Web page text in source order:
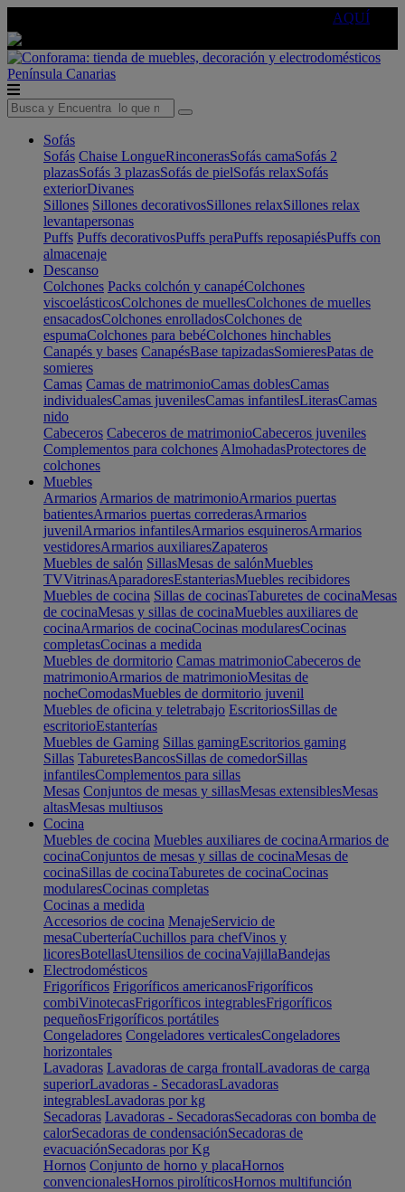
AQUÍ
Península Canarias
Sofás
Sofás Chaise LongueRinconerasSofás camaSofás 2
plazasSofás 3 plazasSofás de pielSofás relaxSofás
exteriorDivanes
Sillones Sillones decorativosSillones relaxSillones relax
levantapersonas
Puffs Puffs decorativosPuffs peraPuffs reposapiésPuffs con
almacenaje
Descanso
Colchones Packs colchón y canapéColchones
viscoelásticosColchones de muellesColchones de muelles
ensacadosColchones enrolladosColchones de
espumaColchones para bebéColchones hinchables
Canapés y bases CanapésBase tapizadasSomieresPatas de
somieres
Camas Camas de matrimonioCamas doblesCamas
individualesCamas juvenilesCamas infantilesLiterasCamas
nido
Cabeceros Cabeceros de matrimonioCabeceros juveniles
Complementos para colchones AlmohadasProtectores de
colchones
Muebles
Armarios Armarios de matrimonioArmarios puertas
batientesArmarios puertas correderasArmarios
juvenilArmarios infantilesArmarios esquinerosArmarios
vestidoresArmarios auxiliaresZapateros
Muebles de salón SillasMesas de salónMuebles
TVVitrinasAparadoresEstanteriasMuebles recibidores
Muebles de cocina Sillas de cocinasTaburetes de cocinaMesas
de cocinaMesas y sillas de cocinaMuebles auxiliares de
cocinaArmarios de cocinaCocinas modularesCocinas
completasCocinas a medida
Muebles de dormitorio Camas matrimonioCabeceros de
matrimonioArmarios de matrimonioMesitas de
nocheComodasMuebles de dormitorio juvenil
Muebles de oficina y teletrabajo EscritoriosSillas de
escritorioEstanterías
Muebles de Gaming Sillas gamingEscritorios gaming
Sillas TaburetesBancosSillas de comedorSillas
infantilesComplementos para sillas
Mesas Conjuntos de mesas y sillasMesas extensiblesMesas
altasMesas multiusos
Cocina
Muebles de cocina Muebles auxiliares de cocinaArmarios de
cocinaConjuntos de mesas y sillas de cocinaMesas de
cocinaSillas de cocinaTaburetes de cocinaCocinas
modularesCocinas completas
Cocinas a medida
Accesorios de cocina MenajeServicio de
mesaCuberteríaCuchillos para chefVinos y
licoresBotellasUtensilios de cocinaVajillaBandejas
Electrodomésticos
Frigoríficos Frigoríficos americanosFrigoríficos
combiVinotecasFrigoríficos integrablesFrigoríficos
pequeñosFrigoríficos portátiles
Congeladores Congeladores verticalesCongeladores
horizontales
Lavadoras Lavadoras de carga frontalLavadoras de carga
superiorLavadoras - SecadorasLavadoras
integrablesLavadoras por kg
Secadoras Lavadoras - SecadorasSecadoras con bomba de
calorSecadoras de condensaciónSecadoras de
evacuaciónSecadoras por Kg
Hornos Conjunto de horno y placaHornos
convencionalesHornos pirolíticosHornos multifunción